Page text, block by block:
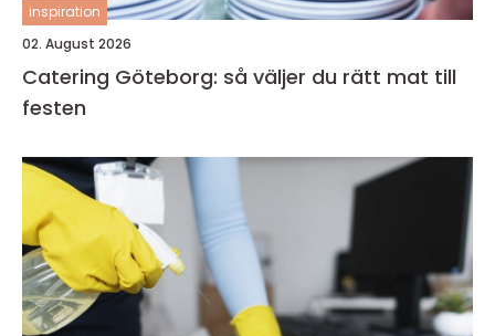
inspiration
02. August 2026
Catering Göteborg: så väljer du rätt mat till
festen